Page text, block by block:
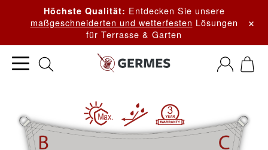
Höchste Qualität: Entdecken Sie unsere
maßgeschneiderten und wetterfesten Lösungen
für Terrasse & Garten
×